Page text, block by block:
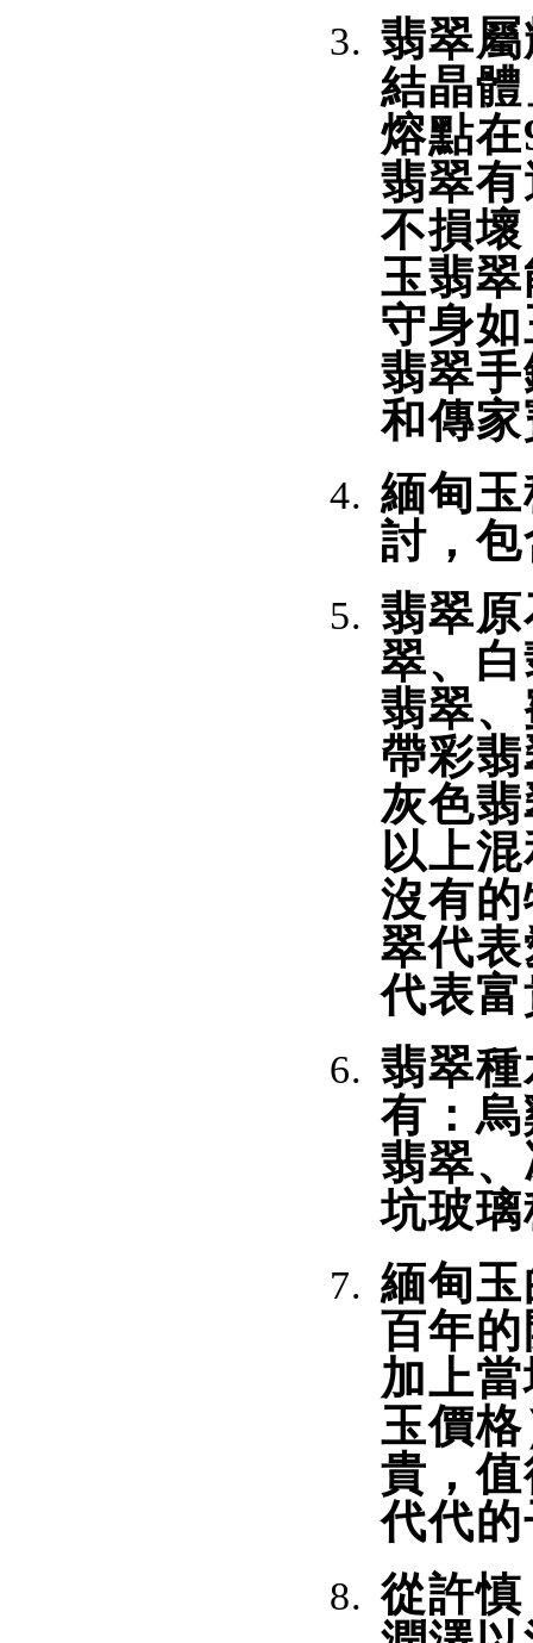
翡翠
結晶
熔點
翡翠
不損
玉翡
守身
翡翠
和傳
緬甸
討，
翡翠
翠、
翡翠
帶彩
灰色
以上
沒有
翠代
代表
翡翠
有：
翡翠
坑玻
緬甸
百年
加上
玉價
貴，
代代
從許